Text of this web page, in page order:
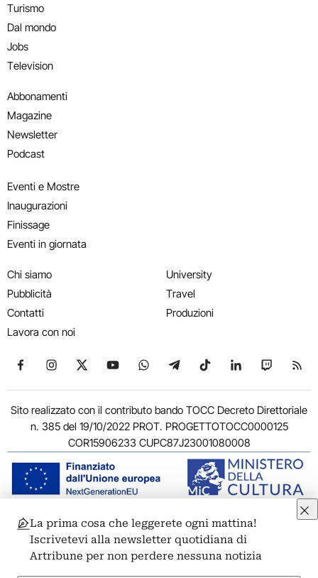
Turismo
Dal mondo
Jobs
Television
Abbonamenti
Magazine
Newsletter
Podcast
Eventi e Mostre
Inaugurazioni
Finissage
Eventi in giornata
Chi siamo
Pubblicità
Contatti
Lavora con noi
University
Travel
Produzioni
Seguici su Facebook
Seguici su Instagram
Seguici su X
Seguici su YouTube
Seguici su WhatsApp
Seguici su Telegram
Seguici su TikTok
Seguici su
Seguici
Sito realizzato con il contributo bando TOCC Decreto Direttoriale
n. 385 del 19/10/2022 PROT. PROGETTOTOCC0000125
COR15906233 CUPC87J23001080008
© 2011-2026 ARTRIBUNE srl – Corso Vittorio Emanuele II, 287 –
00186 Roma - P.I. 11381581005
Privacy: Responsabile della protezione dei dati personali
La prima cosa che leggerete ogni mattina!
Iscrivetevi alla newsletter quotidiana di
Artribune per non perdere nessuna notizia